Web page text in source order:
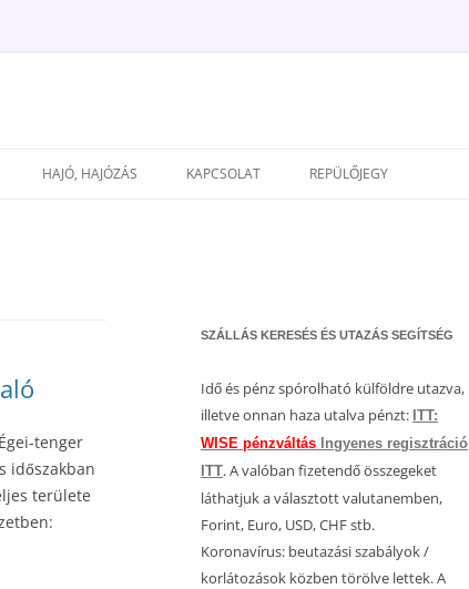
HAJÓ, HAJÓZÁS KAPCSOLAT REPÜLŐJEGY
tenger
időszakban
területe
SZÁLLÁS KERESÉS ÉS UTAZÁS SEGÍTSÉG
Idő és pénz spórolható külföldre utazva,
illetve onnan haza utalva pénzt: ITT:
WISE pénzváltás Ingyenes regisztráció
ITT. A valóban fizetendő összegeket
láthatjuk a választott valutanemben,
Forint, Euro, USD, CHF stb.
Koronavírus: beutazási szabályok /
korlátozások közben törölve lettek. A